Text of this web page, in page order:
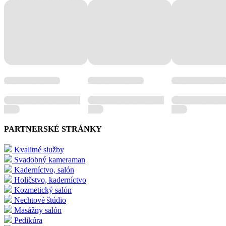
Wellness hotel hotel
Wellness hotel Wellness
hotel
Wellness hotel hotel
Wellness hotel Wellness
hotel
Wellness hotel
Wellness hotel
hotel
PARTNERSKÉ STRÁNKY
Kvalitné služby
Svadobný kameraman
Kaderníctvo, salón
Holičstvo, kaderníctvo
Kozmetický salón
Nechtové štúdio
Masážny salón
Pedikúra